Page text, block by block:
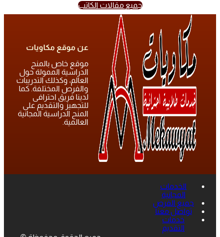
جميع مقالات الكاتب
عن موقع مكاويات
موقع خاص بالمنح
الدراسية الممولة حول
العالم، وكذلك التدريبات
والفرص المختلفة. كما
لدينا فريق احترافى
للتجهيز والتقديم على
المنح الدراسية المجانية
العالمية.
الخدمات
المجانية
جميع الفرص
تواصل معنا
خدمات
التقديم